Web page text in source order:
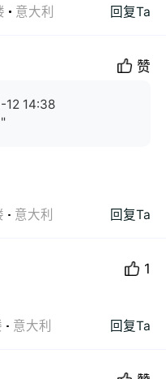
意大利 回复Ta
赞
12 14:38
意大利 回复Ta
1
意大利 回复Ta